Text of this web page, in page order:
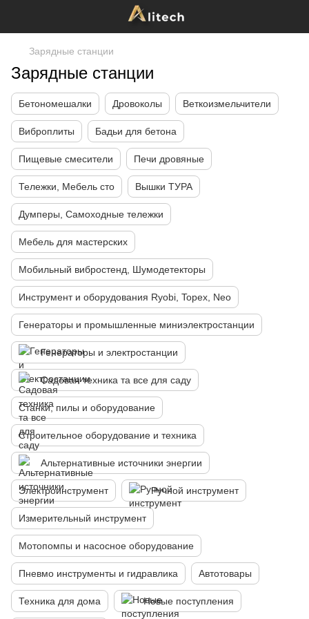
Зарядные станции
Зарядные станции
Бетономешалки Дровоколы Веткоизмельчители
Виброплиты Бадьи для бетона
Пищевые смесители Печи дровяные
Тележки, Мебель сто Вышки ТУРА
Думперы, Самоходные тележки
Мебель для мастерских
Мобильный вибростенд, Шумодетекторы
Инструмент и оборудования Ryobi, Topex, Neo
Генераторы и промышленные миниэлектростанции
Генераторы и электростанции
Садовая техника та все для саду
Станки, пилы и оборудование
Строительное оборудование и техника
Альтернативные источники энергии
Электроинструмент Ручной инструмент
Измерительный инструмент
Мотопомпы и насосное оборудование
Пневмо инструменты и гидравлика Автотовары
Техника для дома Новые поступления